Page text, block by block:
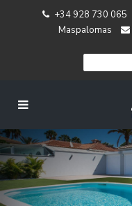
+34 928 730 065
Maspalomas